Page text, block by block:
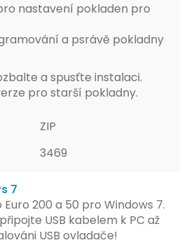
nastavení pokladen pro
a psrávě pokladny
a spusťte instalaci.
pro starší pokladny.
ZIP
3469
7
200 a 50 pro Windows 7.
USB kabelem k PC až
USB ovladače!